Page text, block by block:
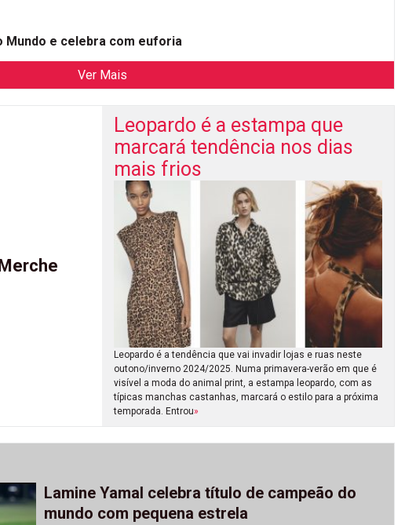
Mundo e celebra com euforia
Ver Mais
Leopardo é a estampa que
marcará tendência nos dias
mais frios
Leopardo é a tendência que vai invadir lojas e ruas neste
outono/inverno 2024/2025. Numa primavera-verão em que é
visível a moda do animal print, a estampa leopardo, com as
típicas manchas castanhas, marcará o estilo para a próxima
temporada. Entrou»
Lamine Yamal celebra título de campeão do
mundo com pequena estrela